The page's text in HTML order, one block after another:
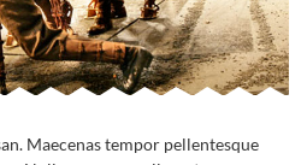
Maecenas tempor pellentesque